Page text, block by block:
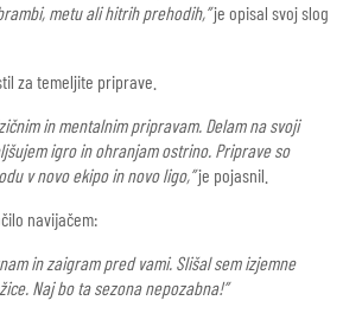
metu ali hitrih prehodih,”je opisal svoj slog
za temeljite priprave.
in mentalnim pripravam. Delam na svoji
igro in ohranjam ostrino. Priprave so
v novo ekipo in novo ligo,”je pojasnil.
navijačem:
in zaigram pred vami. Slišal sem izjemne
Naj bo ta sezona nepozabna!”